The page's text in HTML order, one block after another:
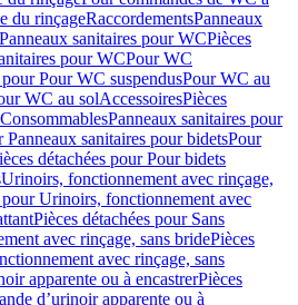
du rinçageRaccordementsPanneaux
Panneaux sanitaires pour WCPièces
pour WCPour WC
pour Pour WC suspendusPour WC au
WC au solAccessoiresPièces
ConsommablesPanneaux sanitaires pour
Panneaux sanitaires pour bidetsPour
détachées pour Pour bidets
Urinoirs, fonctionnement avec rinçage,
pour Urinoirs, fonctionnement avec
Pièces détachées pour Sans
avec rinçage, sans bridePièces
avec rinçage, sans
apparente ou à encastrerPièces
d’urinoir apparente ou à